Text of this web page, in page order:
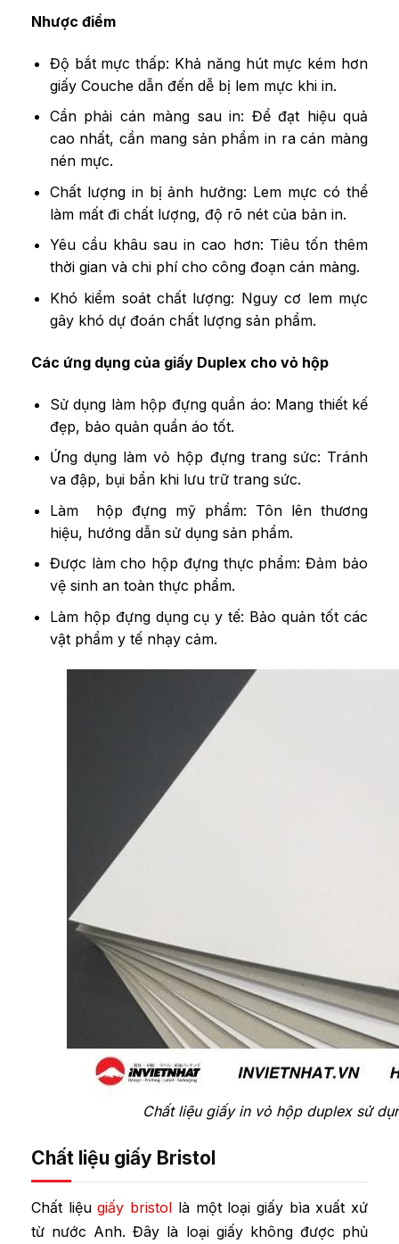
Nhược điểm
Độ bắt mực thấp: Khả năng hút mực kém hơn
giấy Couche dẫn đến dễ bị lem mực khi in.
Cần phải cán màng sau in: Để đạt hiệu quả
cao nhất, cần mang sản phẩm in ra cán màng
nén mực.
Chất lượng in bị ảnh hưởng: Lem mực có thể
làm mất đi chất lượng, độ rõ nét của bản in.
Yêu cầu khâu sau in cao hơn: Tiêu tốn thêm
thời gian và chi phí cho công đoạn cán màng.
Khó kiểm soát chất lượng: Nguy cơ lem mực
gây khó dự đoán chất lượng sản phẩm.
Các ứng dụng của giấy Duplex cho vỏ hộp
Sử dụng làm hộp đựng quần áo: Mang thiết kế
đẹp, bảo quản quần áo tốt.
Ứng dụng làm vỏ hộp đựng trang sức: Tránh
va đập, bụi bẩn khi lưu trữ trang sức.
Làm hộp đựng mỹ phẩm: Tôn lên thương
hiệu, hướng dẫn sử dụng sản phẩm.
Được làm cho hộp đựng thực phẩm: Đảm bảo
vệ sinh an toàn thực phẩm.
Làm hộp đựng dụng cụ y tế: Bảo quản tốt các
vật phẩm y tế nhạy cảm.
Chất liệu giấy in vỏ hộp duplex sử
Chất liệu giấy Bristol
Chất liệugiấy bristol là một loại giấy bìa xuất xứ
từ nước Anh. Đây là loại giấy không được phủ